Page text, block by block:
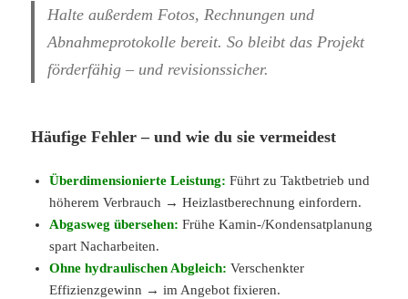
Halte außerdem Fotos, Rechnungen und
Abnahmeprotokolle bereit. So bleibt das Projekt
förderfähig – und revisionssicher.
Häufige Fehler – und wie du sie vermeidest
Überdimensionierte Leistung: Führt zu Taktbetrieb und
höherem Verbrauch → Heizlastberechnung einfordern.
Abgasweg übersehen: Frühe Kamin-/Kondensatplanung
spart Nacharbeiten.
Ohne hydraulischen Abgleich: Verschenkter
Effizienzgewinn → im Angebot fixieren.